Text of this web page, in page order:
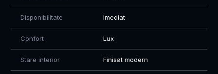
Disponibilitate Imediat
Confort Lux
Stare interior Finisat modern